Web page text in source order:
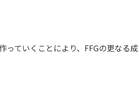
っていくことにより、FFGの更なる成